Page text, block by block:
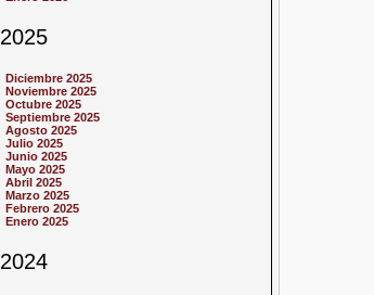
2025
Diciembre 2025
Noviembre 2025
Octubre 2025
Septiembre 2025
Agosto 2025
Julio 2025
Junio 2025
Mayo 2025
Abril 2025
Marzo 2025
Febrero 2025
Enero 2025
2024